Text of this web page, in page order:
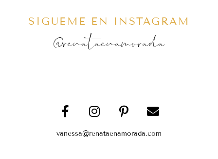
SÍGUEME EN INSTAGRAM
@renataenamorada
vanessa@renataenamorada.com